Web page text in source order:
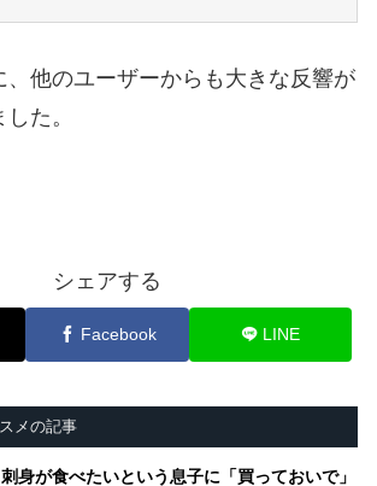
、他のユーザーからも大きな反響が
た。
シェアする
Facebook LINE
メの記事
刺身が食べたいという息子に「買っておいで」